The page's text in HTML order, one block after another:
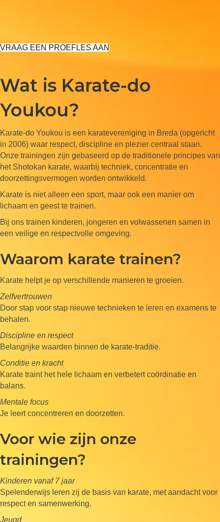
VRAAG EEN PROEFLES AAN
Wat is Karate-do
Youkou?
Karate-do Youkou is een karatevereniging in Breda (opgericht
in 2006) waar respect, discipline en plezier centraal staan.
Onze trainingen zijn gebaseerd op de traditionele principes van
het Shotokan karate, waarbij techniek, concentratie en
doorzettingsvermogen worden ontwikkeld.
Karate is niet alleen een sport, maar ook een manier om
lichaam en geest te trainen.
Bij ons trainen kinderen, jongeren en volwassenen samen in
een veilige en respectvolle omgeving.
Waarom karate trainen?
Karate helpt je op verschillende manieren te groeien.
Zelfvertrouwen
Door stap voor stap nieuwe technieken te leren en examens te
behalen.
Discipline en respect
Belangrijke waarden binnen de karate-traditie.
Conditie en kracht
Karate traint het hele lichaam en verbetert coördinatie en
balans.
Mentale focus
Je leert concentreren en doorzetten.
Voor wie zijn onze
trainingen?
Kinderen vanaf 7 jaar
Spelenderwijs leren zij de basis van karate, met aandacht voor
respect en samenwerking.
Jeugd